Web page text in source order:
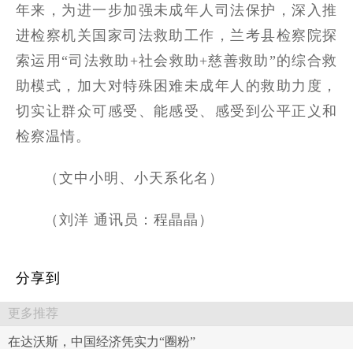
年来，为进一步加强未成年人司法保护，深入推
进检察机关国家司法救助工作，兰考县检察院探
索运用“司法救助+社会救助+慈善救助”的综合救
助模式，加大对特殊困难未成年人的救助力度，
切实让群众可感受、能感受、感受到公平正义和
检察温情。
（文中小明、小天系化名）
（刘洋 通讯员：程晶晶）
分享到
更多推荐
在达沃斯，中国经济凭实力“圈粉”